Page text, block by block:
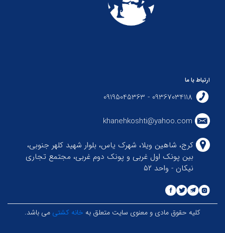
ارتباط با ما
09367034118 - 09195045363
khanehkoshti@yahoo.com
کرج، شاهین ویلا، شهرک یاس، بلوار شهید کلهر جنوبی،
بین پونک اول غربی و پونک دوم غربی، مجتمع تجاری
نیکان - واحد ۵۲
کلیه حقوق مادی و معنوی سایت متعلق به خانه کشتی می باشد.